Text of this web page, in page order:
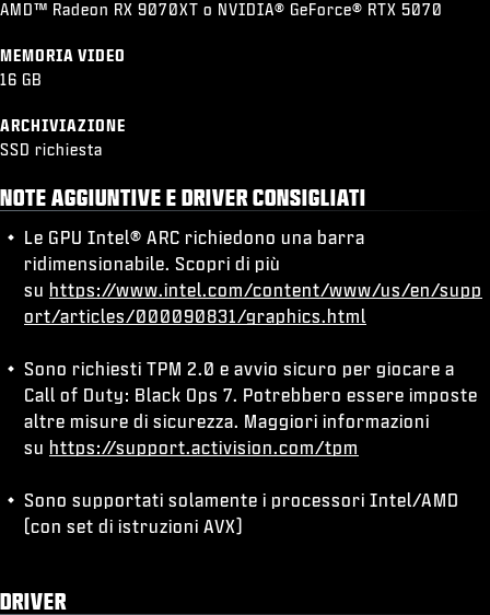
AMD™ Radeon RX 9070XT o NVIDIA® GeForce® RTX 5070
MEMORIA VIDEO
16 GB
ARCHIVIAZIONE
SSD richiesta
NOTE AGGIUNTIVE E DRIVER CONSIGLIATI
Le GPU Intel® ARC richiedono una barra
ridimensionabile. Scopri di più
su https://www.intel.com/content/www/us/en/supp
ort/articles/000090831/graphics.html
Sono richiesti TPM 2.0 e avvio sicuro per giocare a
Call of Duty: Black Ops 7. Potrebbero essere imposte
altre misure di sicurezza. Maggiori informazioni
su https://support.activision.com/tpm
Sono supportati solamente i processori Intel/AMD
(con set di istruzioni AVX)
DRIVER